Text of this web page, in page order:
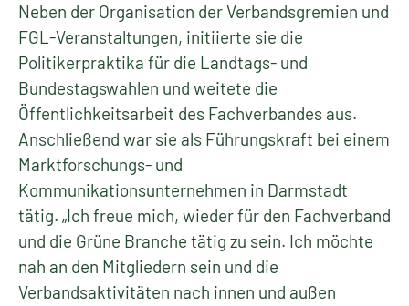
Neben der Organisation der Verbandsgremien und
FGL-Veranstaltungen, initiierte sie die
Politikerpraktika für die Landtags- und
Bundestagswahlen und weitete die
Öffentlichkeitsarbeit des Fachverbandes aus.
Anschließend war sie als Führungskraft bei einem
Marktforschungs- und
Kommunikationsunternehmen in Darmstadt
tätig. „Ich freue mich, wieder für den Fachverband
und die Grüne Branche tätig zu sein. Ich möchte
nah an den Mitgliedern sein und die
Verbandsaktivitäten nach innen und außen